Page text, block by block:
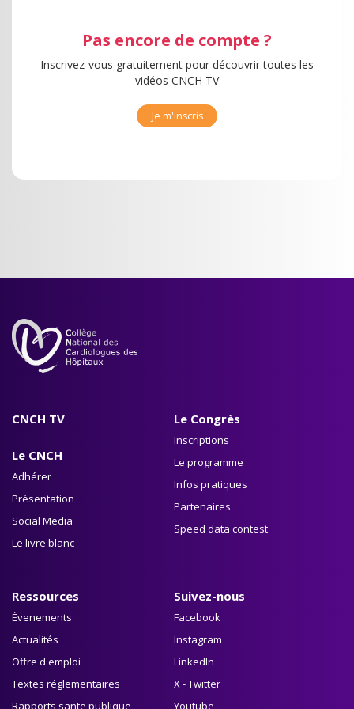
Pas encore de compte ?
Inscrivez-vous gratuitement pour découvrir toutes les
vidéos CNCH TV
Je m'inscris
CNCH TV
Le CNCH
Adhérer
Présentation
Social Media
Le livre blanc
Le Congrès
Inscriptions
Le programme
Infos pratiques
Partenaires
Speed data contest
Ressources
Évenements
Actualités
Offre d'emploi
Textes réglementaires
Suivez-nous
Facebook
Instagram
LinkedIn
X - Twitter